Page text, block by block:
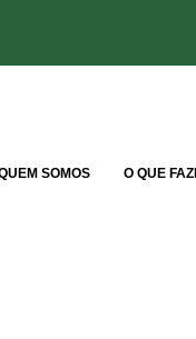
SOMOS O QUE